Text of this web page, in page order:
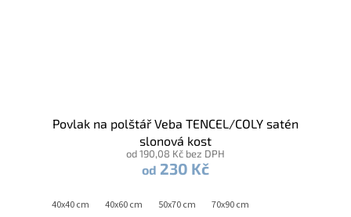
Povlak na polštář Veba TENCEL/COLY satén
slonová kost
od 190,08 Kč bez DPH
od 230 Kč
40x40 cm 40x60 cm 50x70 cm 70x90 cm